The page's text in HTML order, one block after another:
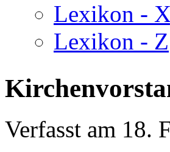
Lexikon -
Lexikon - Z
Verfasst am 18.